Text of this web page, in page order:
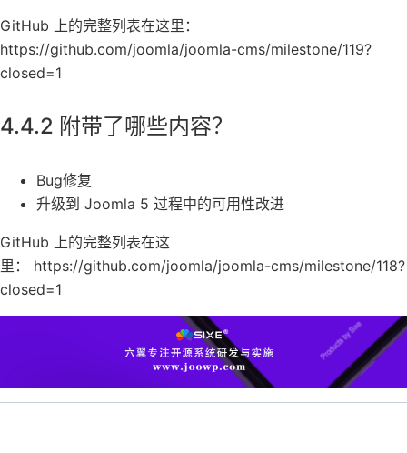
GitHub 上的完整列表在这里：
https://github.com/joomla/joomla-cms/milestone/119?
closed=1
4.4.2 附带了哪些内容？
Bug修复
升级到 Joomla 5 过程中的可用性改进
GitHub 上的完整列表在这
里： https://github.com/joomla/joomla-cms/milestone/118?
closed=1